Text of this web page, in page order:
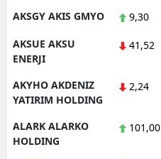
AKSGY AKIS GMYO 9,30
AKSUE AKSU
ENERJI
41,52
AKYHO AKDENIZ
YATIRIM HOLDING
2,24
ALARK ALARKO
HOLDING
101,00